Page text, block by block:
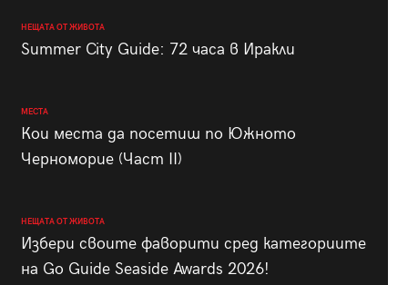
НЕЩАТА ОТ ЖИВОТА
Summer City Guide: 72 часа в Иракли
МЕСТА
Кои места да посетиш по Южното
Черноморие (Част II)
НЕЩАТА ОТ ЖИВОТА
Избери своите фаворити сред категориите
на Go Guide Seaside Awards 2026!